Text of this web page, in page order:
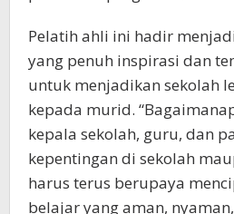
Pelatih ahli ini hadir
yang penuh inspirasi dan
untuk menjadikan sekolah
kepada murid.
kepala sekolah, guru, dan
kepentingan di sekolah
harus terus berupaya
belajar yang aman,